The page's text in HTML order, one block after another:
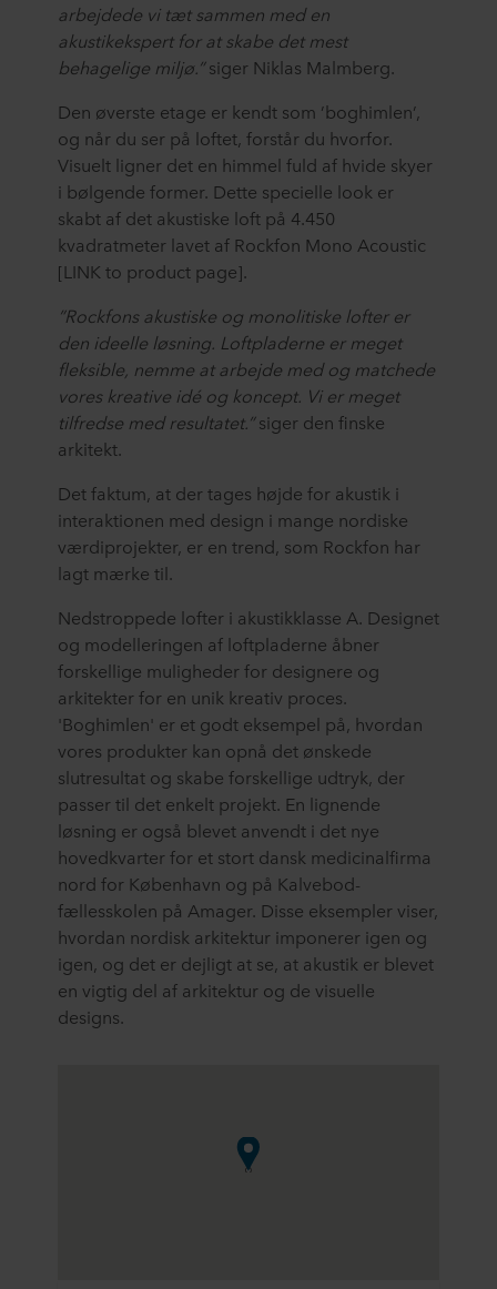
arbejdede vi tæt sammen med en
akustikekspert for at skabe det mest
behagelige miljø.”siger Niklas Malmberg.
Den øverste etage er kendt som ’boghimlen’,
og når du ser på loftet, forstår du hvorfor.
Visuelt ligner det en himmel fuld af hvide skyer
i bølgende former. Dette specielle look er
skabt af det akustiske loft på 4.450
kvadratmeter lavet af Rockfon Mono Acoustic
[LINK to product page].
”Rockfons akustiske og monolitiske lofter er
den ideelle løsning. Loftpladerne er meget
fleksible, nemme at arbejde med og matchede
vores kreative idé og koncept. Vi er meget
tilfredse med resultatet.”siger den finske
arkitekt.
Det faktum, at der tages højde for akustik i
interaktionen med design i mange nordiske
værdiprojekter, er en trend, som Rockfon har
lagt mærke til.
Nedstroppede lofter i akustikklasse A. Designet
og modelleringen af ​​loftpladerne åbner
forskellige muligheder for designere og
arkitekter for en unik kreativ proces.
'Boghimlen' er et godt eksempel på, hvordan
vores produkter kan opnå det ønskede
slutresultat og skabe forskellige udtryk, der
passer til det enkelt projekt. En lignende
løsning er også blevet anvendt i det nye
hovedkvarter for et stort dansk medicinalfirma
nord for København og på Kalvebod-
fællesskolen på Amager. Disse eksempler viser,
hvordan nordisk arkitektur imponerer igen og
igen, og det er dejligt at se, at akustik er blevet
en vigtig del af arkitektur og de visuelle
designs.